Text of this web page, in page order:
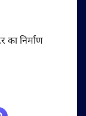
का निर्माण